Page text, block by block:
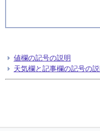
値欄の記号の説明
天気欄と記事欄の記号の説